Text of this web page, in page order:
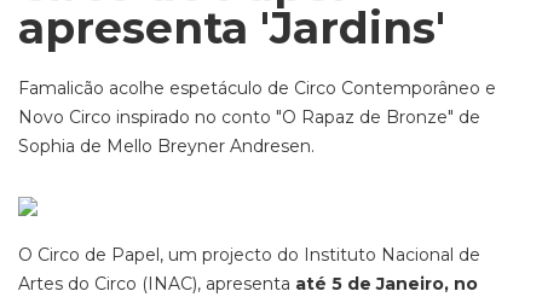
apresenta 'Jardins'
Famalicão acolhe espetáculo de Circo Contemporâneo e
Novo Circo inspirado no conto "O Rapaz de Bronze" de
Sophia de Mello Breyner Andresen.
O Circo de Papel, um projecto do Instituto Nacional de
Artes do Circo (INAC), apresenta até 5 de Janeiro, no